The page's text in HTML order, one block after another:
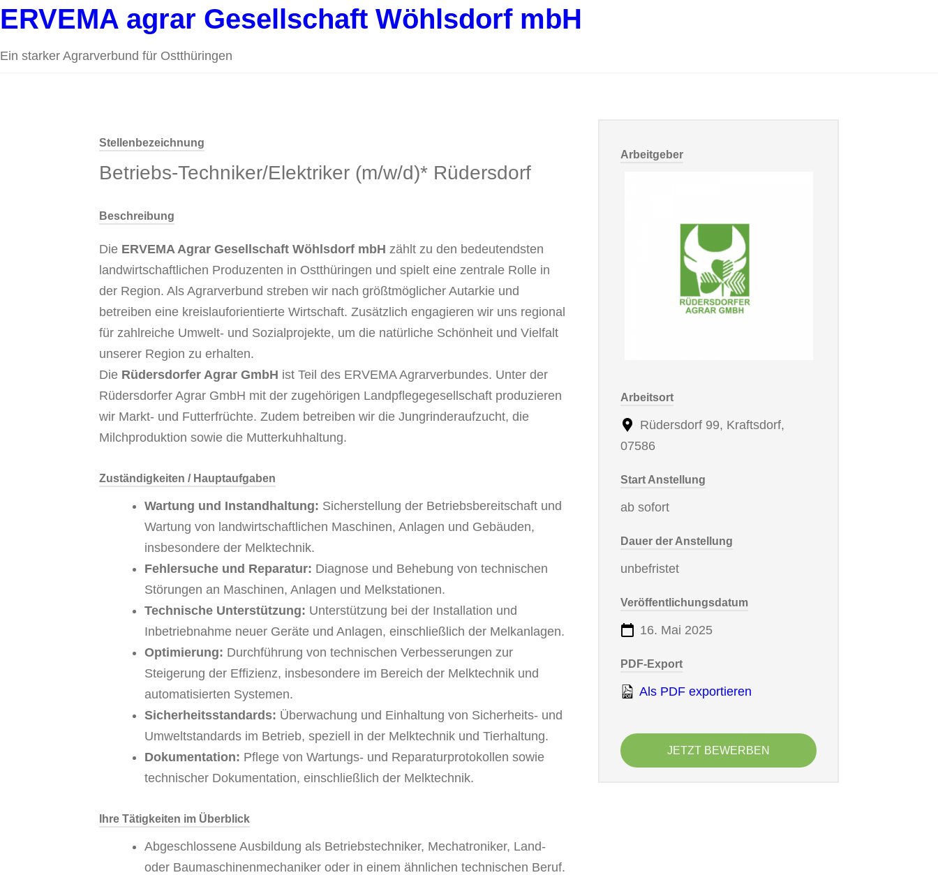
ERVEMA agrar Gesellschaft Wöhlsdorf mbH
Ein starker Agrarverbund für Ostthüringen
Stellenbezeichnung
Betriebs-Techniker/Elektriker (m/w/d)* Rüdersdorf
Beschreibung
Die ERVEMA Agrar Gesellschaft Wöhlsdorf mbH zählt zu den bedeutendsten
landwirtschaftlichen Produzenten in Ostthüringen und spielt eine zentrale Rolle in
der Region. Als Agrarverbund streben wir nach größtmöglicher Autarkie und
betreiben eine kreislauforientierte Wirtschaft. Zusätzlich engagieren wir uns regional
für zahlreiche Umwelt- und Sozialprojekte, um die natürliche Schönheit und Vielfalt
unserer Region zu erhalten.
Die Rüdersdorfer Agrar GmbH ist Teil des ERVEMA Agrarverbundes. Unter der
Rüdersdorfer Agrar GmbH mit der zugehörigen Landpflegegesellschaft produzieren
wir Markt- und Futterfrüchte. Zudem betreiben wir die Jungrinderaufzucht, die
Milchproduktion sowie die Mutterkuhhaltung.
Zuständigkeiten / Hauptaufgaben
Wartung und Instandhaltung: Sicherstellung der Betriebsbereitschaft und
Wartung von landwirtschaftlichen Maschinen, Anlagen und Gebäuden,
insbesondere der Melktechnik.
Fehlersuche und Reparatur: Diagnose und Behebung von technischen
Störungen an Maschinen, Anlagen und Melkstationen.
Technische Unterstützung: Unterstützung bei der Installation und
Inbetriebnahme neuer Geräte und Anlagen, einschließlich der Melkanlagen.
Optimierung: Durchführung von technischen Verbesserungen zur
Steigerung der Effizienz, insbesondere im Bereich der Melktechnik und
automatisierten Systemen.
Sicherheitsstandards: Überwachung und Einhaltung von Sicherheits- und
Umweltstandards im Betrieb, speziell in der Melktechnik und Tierhaltung.
Dokumentation: Pflege von Wartungs- und Reparaturprotokollen sowie
technischer Dokumentation, einschließlich der Melktechnik.
Ihre Tätigkeiten im Überblick
Abgeschlossene Ausbildung als Betriebstechniker, Mechatroniker, Land-
oder Baumaschinenmechaniker oder in einem ähnlichen technischen Beruf.
Arbeitgeber
Arbeitsort
Rüdersdorf 99, Kraftsdorf,
07586
Start Anstellung
ab sofort
Dauer der Anstellung
unbefristet
Veröffentlichungsdatum
16. Mai 2025
PDF-Export
Als PDF exportieren
JETZT BEWERBEN